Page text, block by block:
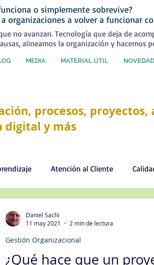
o simplemente sobrevive?
organizaciones a volver a funcionar
no avanzan. Tecnología que deja de
alineamos la organización y hacemos
MEDIA MATERIAL ÚTIL
procesos, proyectos,
digital y más
Atención al Cliente
Fidelización del Cliente
¿Qué hace que un
Gestión Organizacional
Daniel Sachi
11 may 2021
2 min de lectura